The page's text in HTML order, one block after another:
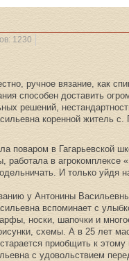
1230
ручное вязание, как
способен доставить
решений,
коренной житель с.
поваром в Гагарьевской
работала в агрокомплексе
И только уйдя
у Антонины Васильевны
вспоминает с
носки, шапочки и
схемы. А в 25 лет
приобщить к
с удовольствием